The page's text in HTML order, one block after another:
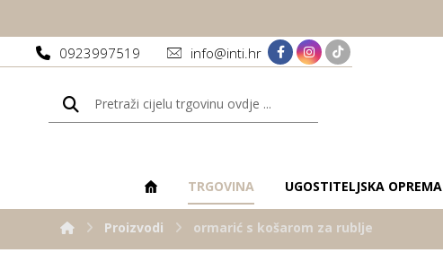
0923997519 info@inti.hr
TRGOVINA UGOSTITELJSKA OPREMA
Proizvodi ormarić s košarom za rublje